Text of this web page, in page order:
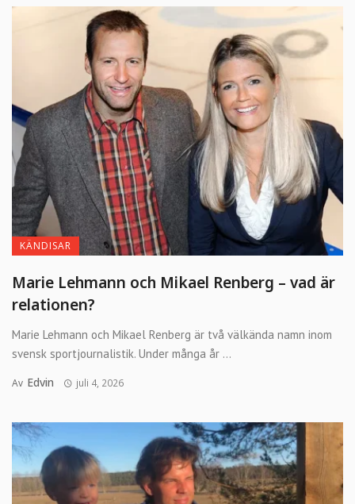
KÄNDISAR
Marie Lehmann och Mikael Renberg – vad är
relationen?
Marie Lehmann och Mikael Renberg är två välkända namn inom
svensk sportjournalistik. Under många år ...
Av Edvin juli 4, 2026